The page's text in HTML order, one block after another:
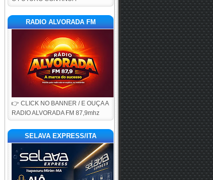
RADIO ALVORADA FM
👉 CLICK NO BANNER / E OUÇA A
RADIO ALVORADA FM 87,9mhz
SELAVA EXPRESS/ITA